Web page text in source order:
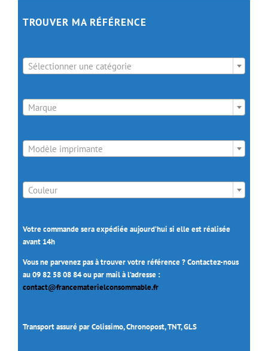
TROUVER MA RÉFÉRENCE
Sélectionner une catégorie
Marque
Modèle imprimante
Couleur
Votre commande sera expédiée aujourd’hui si elle est réalisée
avant 14h
Vous ne parvenez pas à trouver votre référence ? Contactez-nous
au 09 82 58 08 84 ou par mail à l’adresse :
contact@francematerielconsommable.fr
Transport assuré par Colissimo, Chronopost, TNT, GLS